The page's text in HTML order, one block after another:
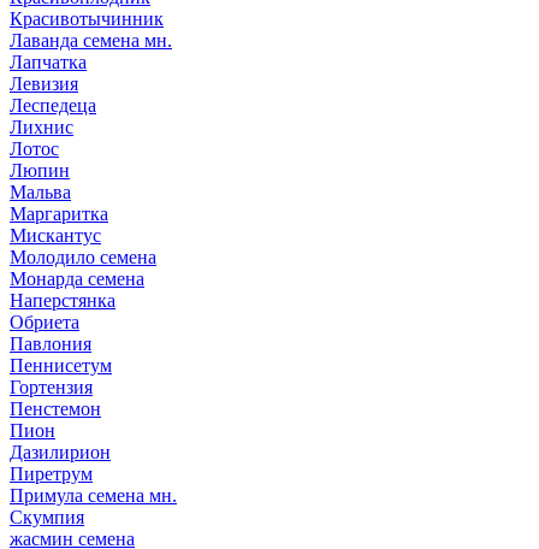
Красивотычинник
Лаванда семена мн.
Лапчатка
Левизия
Леспедеца
Лихнис
Лотос
Люпин
Мальва
Маргаритка
Мискантус
Молодило семена
Монарда семена
Наперстянка
Обриета
Павлония
Пеннисетум
Гортензия
Пенстемон
Пион
Дазилирион
Пиретрум
Примула семена мн.
Скумпия
жасмин семена